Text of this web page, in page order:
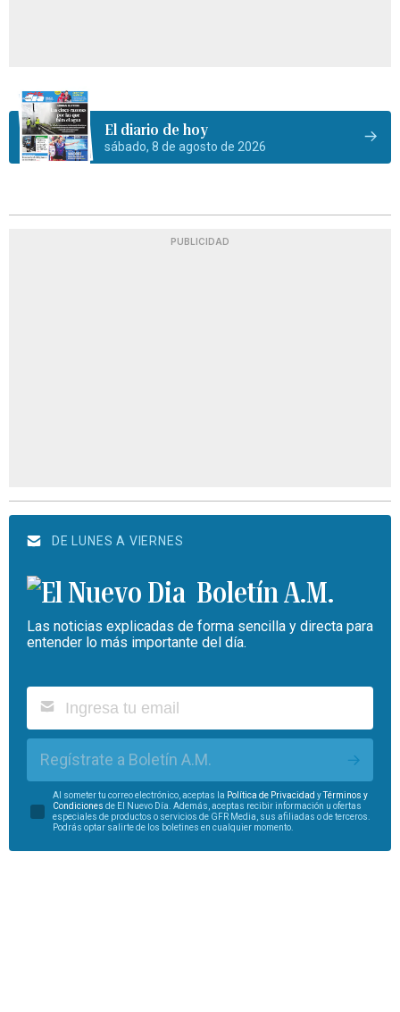
El diario de hoy
sábado, 8 de agosto de 2026
PUBLICIDAD
DE LUNES A VIERNES
Boletín A.M.
Las noticias explicadas de forma sencilla y directa para
entender lo más importante del día.
Regístrate a Boletín A.M.
Al someter tu correo electrónico, aceptas la Política de Privacidad yTérminos y
Condiciones de El Nuevo Día. Además, aceptas recibir información u ofertas
especiales de productos o servicios de GFR Media, sus afiliadas o de terceros.
Podrás optar salirte de los boletines en cualquier momento.